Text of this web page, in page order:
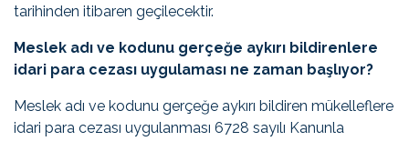
tarihinden itibaren geçilecektir.
Meslek adı ve kodunu gerçeğe aykırı bildirenlere
idari para cezası uygulaması ne zaman başlıyor?
Meslek adı ve kodunu gerçeğe aykırı bildiren mükelleflere
idari para cezası uygulanması 6728 sayılı Kanunla